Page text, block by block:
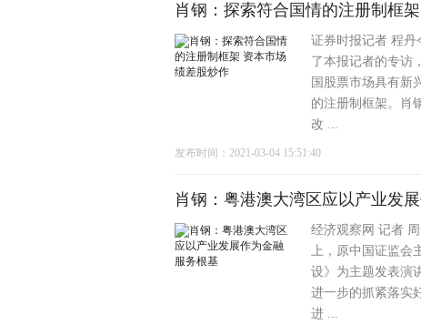
肖钢：探索符合国情的注册制框
证券时报记者 程丹
了本报记者的专访
国股票市场具有新
的注册制框架。肖
改 ...
发布时间：2021-03-04 15:51:40
肖钢：粤港澳大湾区应以产业发
经济观察网 记者
上，原中国证监会
设》为主题发表演
进一步的抓紧落实
进 ...